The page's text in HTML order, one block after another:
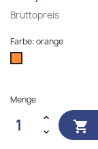
Bruttopreis
Farbe: orange
orange
Menge
